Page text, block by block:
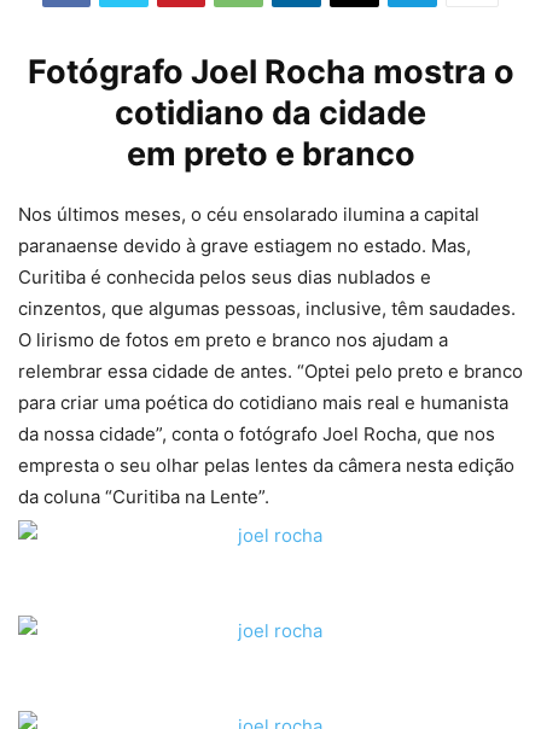
Fotógrafo Joel Rocha mostra o
cotidiano da cidade
em preto e branco
Nos últimos meses, o céu ensolarado ilumina a capital
paranaense devido à grave estiagem no estado. Mas,
Curitiba é conhecida pelos seus dias nublados e
cinzentos, que algumas pessoas, inclusive, têm saudades.
O lirismo de fotos em preto e branco nos ajudam a
relembrar essa cidade de antes. “Optei pelo preto e branco
para criar uma poética do cotidiano mais real e humanista
da nossa cidade”, conta o fotógrafo Joel Rocha, que nos
empresta o seu olhar pelas lentes da câmera nesta edição
da coluna “Curitiba na Lente”.